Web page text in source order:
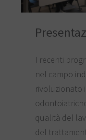
I recenti
nel campo
rivoluzionato
qualità del
del